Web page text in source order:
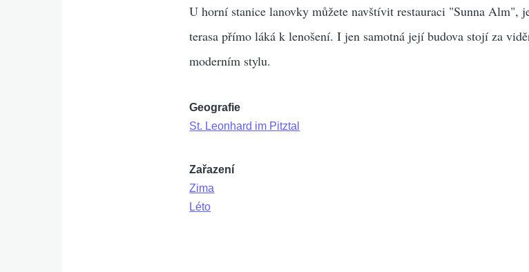
U horní stanice lanovky můžete navštívit restauraci "Sunna Alm",
terasa přímo láká k lenošení. I jen samotná její budova stojí za
moderním stylu.
Geografie
St. Leonhard im Pitztal
Zařazení
Zima
Léto